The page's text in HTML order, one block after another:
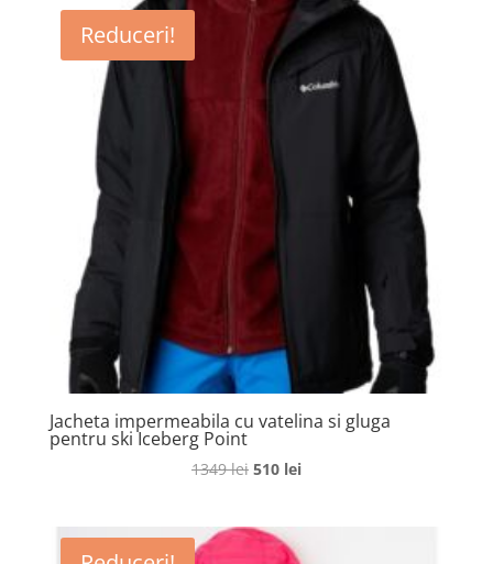
Reduceri!
Jacheta impermeabila cu vatelina si gluga
pentru ski Iceberg Point
1349lei Prețul
fost:
510 leiPrețul